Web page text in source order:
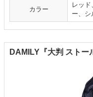
カラー
レッ
ー、シ
DAMILY『大判 ストー